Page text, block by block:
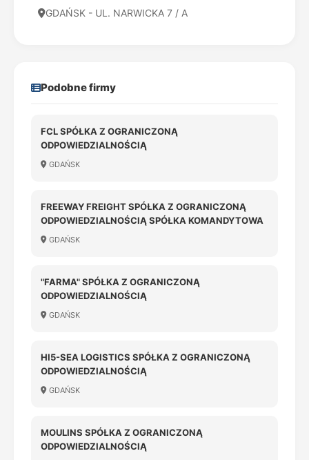
GDAŃSK - UL. NARWICKA 7 / A
Podobne firmy
FCL SPÓŁKA Z OGRANICZONĄ
ODPOWIEDZIALNOŚCIĄ
GDAŃSK
FREEWAY FREIGHT SPÓŁKA Z OGRANICZONĄ
ODPOWIEDZIALNOŚCIĄ SPÓŁKA KOMANDYTOWA
GDAŃSK
"FARMA" SPÓŁKA Z OGRANICZONĄ
ODPOWIEDZIALNOŚCIĄ
GDAŃSK
HI5-SEA LOGISTICS SPÓŁKA Z OGRANICZONĄ
ODPOWIEDZIALNOŚCIĄ
GDAŃSK
MOULINS SPÓŁKA Z OGRANICZONĄ
ODPOWIEDZIALNOŚCIĄ